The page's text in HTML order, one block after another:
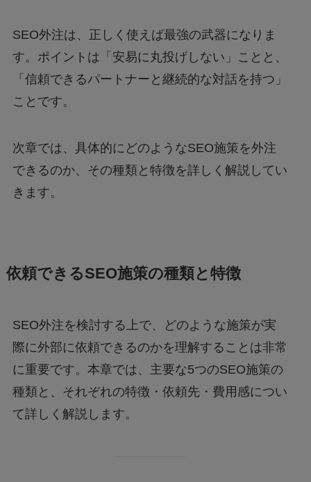
SEO外注は、正しく使えば最強の武器になりま
す。ポイントは「安易に丸投げしない」ことと、
「信頼できるパートナーと継続的な対話を持つ」
ことです。
次章では、具体的にどのようなSEO施策を外注
できるのか、その種類と特徴を詳しく解説してい
きます。
依頼できるSEO施策の種類と特徴
SEO外注を検討する上で、どのような施策が実
際に外部に依頼できるのかを理解することは非常
に重要です。本章では、主要な5つのSEO施策の
種類と、それぞれの特徴・依頼先・費用感につい
て詳しく解説します。